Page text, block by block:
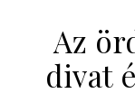
Az
divat